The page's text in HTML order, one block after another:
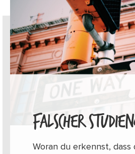
FALSCHER
Woran du erkennst, dass